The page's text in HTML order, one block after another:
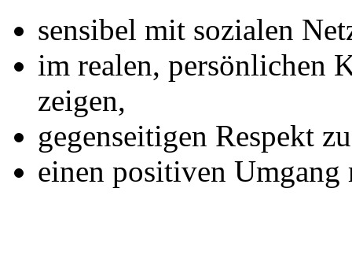
sensibel mit sozialen
im realen, persönlichen
zeigen,
gegenseitigen Respekt
einen positiven